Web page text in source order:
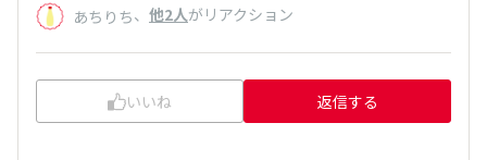
あちりち、 他2人がリアクション
いいね 返信する